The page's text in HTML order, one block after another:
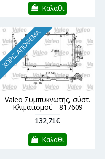
Καλαθι
ΧΩΡΊΣ ΑΠΌΘΕΜΑ
Valeo Συμπυκνωτής, σύστ.
Κλιματισμού - 817609
132,71€
Καλαθι